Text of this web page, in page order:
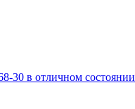
30 в отличном состоянии